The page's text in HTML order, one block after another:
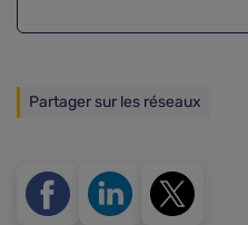
Partager sur les réseaux